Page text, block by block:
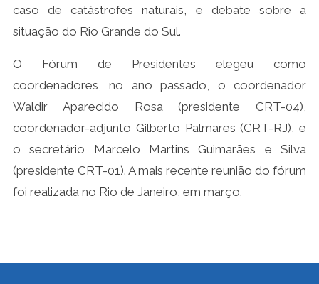
caso de catástrofes naturais, e debate sobre a
situação do Rio Grande do Sul.
O Fórum de Presidentes elegeu como
coordenadores, no ano passado, o coordenador
Waldir Aparecido Rosa (presidente CRT-04),
coordenador-adjunto Gilberto Palmares (CRT-RJ), e
o secretário Marcelo Martins Guimarães e Silva
(presidente CRT-01). A mais recente reunião do fórum
foi realizada no Rio de Janeiro, em março.